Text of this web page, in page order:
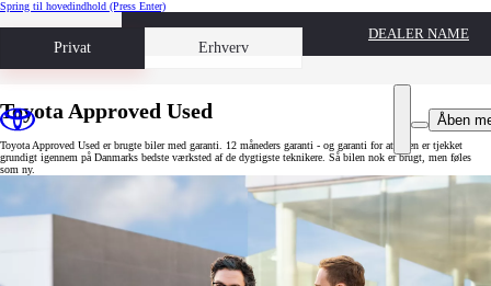
Spring til hovedindhold (Press Enter)
Privat Erhverv
Book prøvetur
DEALER NAME
Åben
Toyota Approved Used
Toyota Approved Used er brugte biler med garanti. 12 måneders garanti - og garanti for at bilen er tjekket
grundigt igennem på Danmarks bedste værksted af de dygtigste teknikere. Så bilen nok er brugt, men føles
som ny.